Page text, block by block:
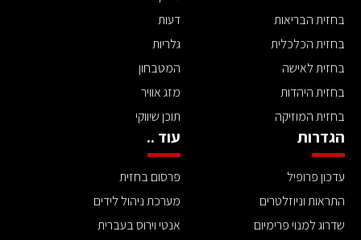
בחזית הבריאות
בחזית הכלכלית
בחזית לאישה
בחזית היהדות
בחזית המוזיקה
דעות
גלריות
המטבחון
מזג אוויר
תוכן שיווקי
הגדרות
עדכון פרופיל
התראות וניוזלטרים
שדרוג למנוי פרימיום
עוד ..
פרסום בחזית
מערכת ניהול לידים
אנטי וירוס בעברית